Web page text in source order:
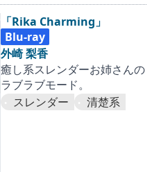
「Rika Charming」
Blu-ray
外崎 梨香
癒し系スレンダーお姉さんの
ラブラブモード。
スレンダー
清楚系